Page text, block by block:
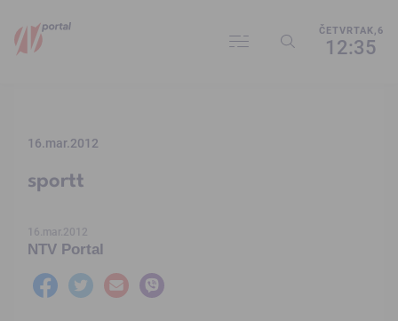
ČETVRTAK,6
12:35
16.mar.2012
sportt
16.mar.2012
NTV Portal